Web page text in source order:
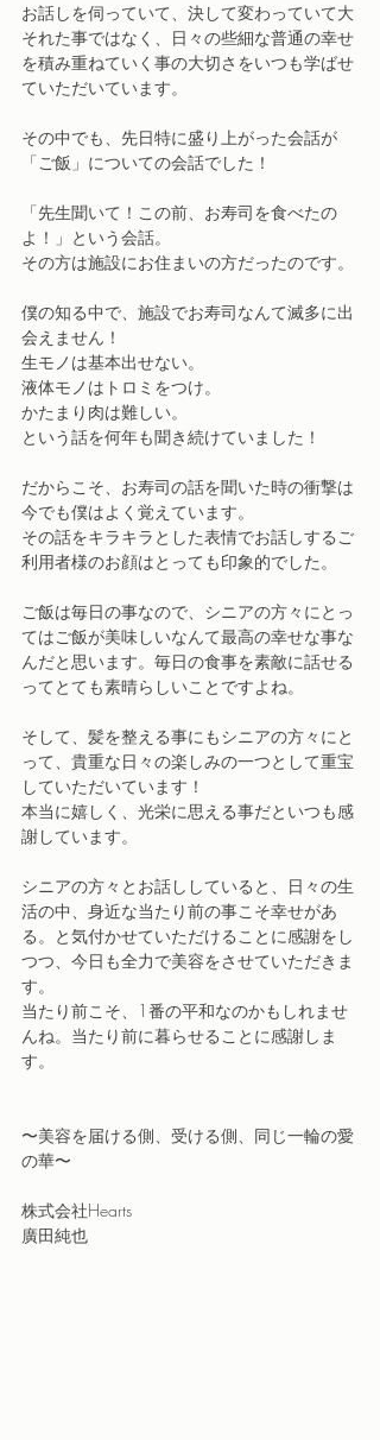
お話しを伺っていて、決して変わっていて大
それた事ではなく、日々の些細な普通の幸せ
を積み重ねていく事の大切さをいつも学ばせ
ていただいています。
その中でも、先日特に盛り上がった会話が
「ご飯」についての会話でした！
「先生聞いて！この前、お寿司を食べたの
よ！」という会話。
その方は施設にお住まいの方だったのです。
僕の知る中で、施設でお寿司なんて滅多に出
会えません！
生モノは基本出せない。
液体モノはトロミをつけ。
かたまり肉は難しい。
という話を何年も聞き続けていました！
だからこそ、お寿司の話を聞いた時の衝撃は
今でも僕はよく覚えています。
その話をキラキラとした表情でお話しするご
利用者様のお顔はとっても印象的でした。
ご飯は毎日の事なので、シニアの方々にとっ
てはご飯が美味しいなんて最高の幸せな事な
んだと思います。毎日の食事を素敵に話せる
ってとても素晴らしいことですよね。
そして、髪を整える事にもシニアの方々にと
って、貴重な日々の楽しみの一つとして重宝
していただいています！
本当に嬉しく、光栄に思える事だといつも感
謝しています。
シニアの方々とお話ししていると、日々の生
活の中、身近な当たり前の事こそ幸せがあ
る。と気付かせていただけることに感謝をし
つつ、今日も全力で美容をさせていただきま
す。
当たり前こそ、1番の平和なのかもしれませ
んね。当たり前に暮らせることに感謝しま
す。
〜美容を届ける側、受ける側、同じ一輪の愛
の華〜
株式会社Hearts
廣田純也